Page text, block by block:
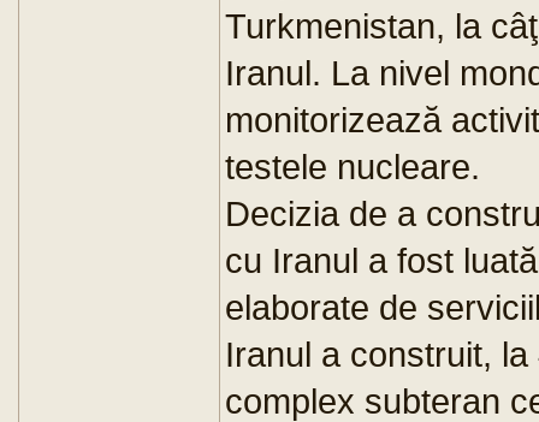
Turkmenistan, la
Iranul. La nivel
monitorizează
testele nucleare.
Decizia de a
cu Iranul a fost
elaborate de
Iranul a construit,
complex subteran